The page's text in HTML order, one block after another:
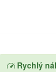
Rychlý